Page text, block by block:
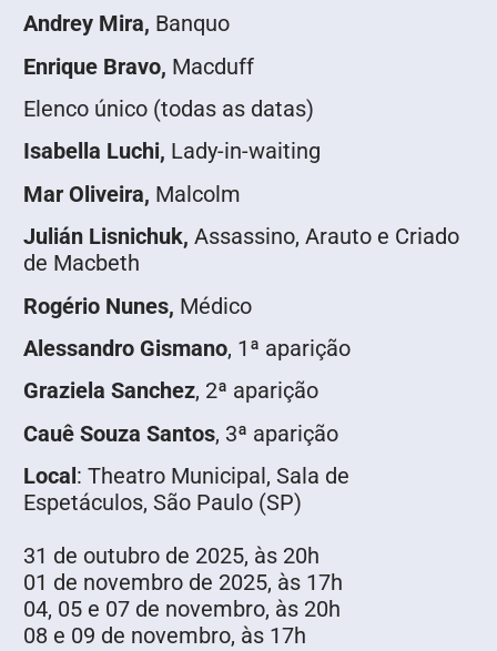
Andrey Mira, Banquo
Enrique Bravo, Macduff
Elenco único (todas as datas)
Isabella Luchi, Lady-in-waiting
Mar Oliveira, Malcolm
Julián Lisnichuk, Assassino, Arauto e Criado
de Macbeth
Rogério Nunes, Médico
Alessandro Gismano, 1ª aparição
Graziela Sanchez, 2ª aparição
Cauê Souza Santos, 3ª aparição
Local: Theatro Municipal, Sala de
Espetáculos, São Paulo (SP)
31 de outubro de 2025, às 20h
01 de novembro de 2025, às 17h
04, 05 e 07 de novembro, às 20h
08 e 09 de novembro, às 17h